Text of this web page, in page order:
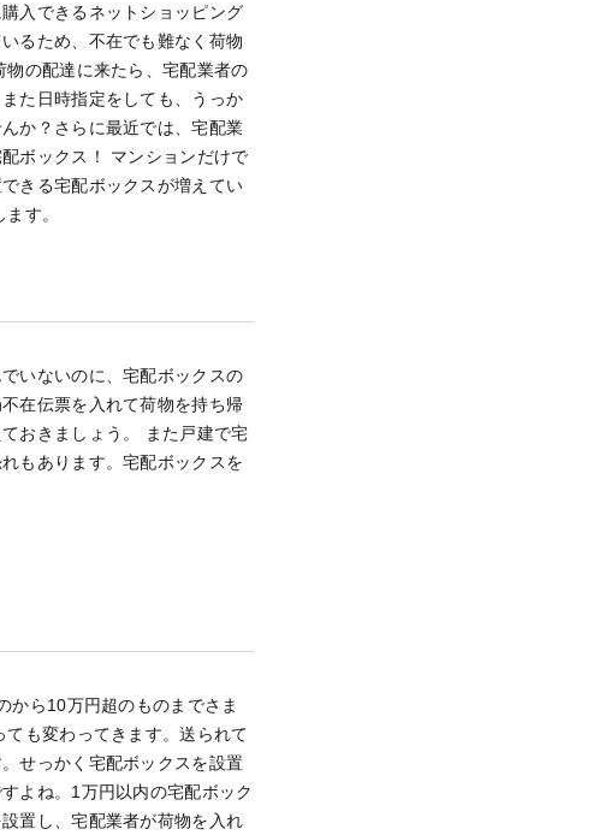
入できるネットショッピング
るため、不在でも難なく荷物
物の配達に来たら、宅配業者の
た日時指定をしても、うっか
か？ さらに最近では、宅配業
ボックス！
マンションだけで
きる宅配ボックスが増えてい
す。
いないのに、宅配ボックスの
在伝票を入れて荷物を持ち帰
おきましょう。
また戸建で宅
もあります。宅配ボックスを
から10万円超のものまでさま
も変わってきます。送られて
せっかく宅配ボックスを設置
よね。 1万円以内の宅配ボック
置し、宅配業者が荷物を入れ